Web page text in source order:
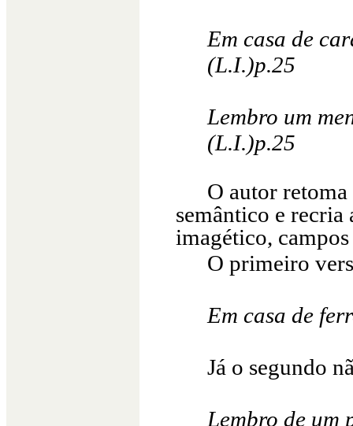
Em casa de
(L.I.)p.25
Lembro um
(L.I.)p.25
O autor retoma
semântico e recria
imagético,
O primeiro
Em casa de
Já o segundo
Lembro de um